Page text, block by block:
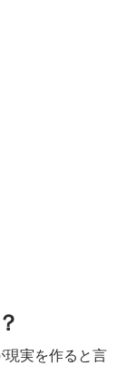
現実を作ると言